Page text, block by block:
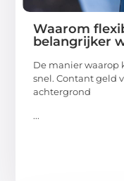
Waarom
belangrijker
De manier waarop
snel. Contant geld
achtergrond
...